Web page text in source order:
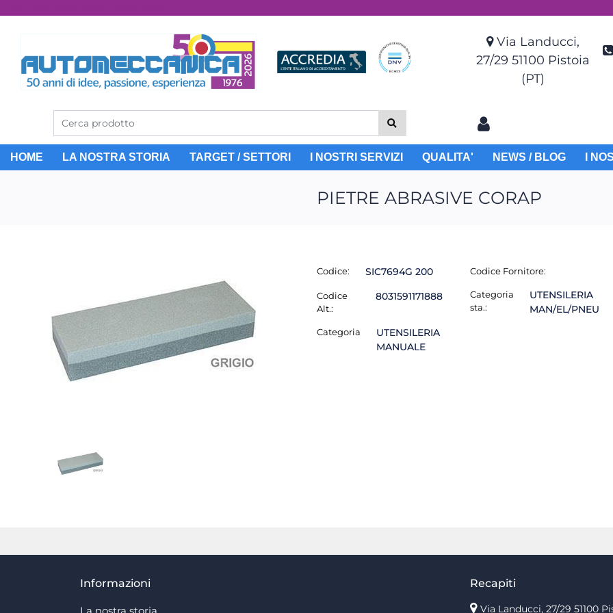
Via Landucci,
27/29 51100 Pistoia
(PT)
HOME LA NOSTRA STORIA TARGET / SETTORI I NOSTRI SERVIZI QUALITA' NEWS / BLOG I
PIETRE ABRASIVE CORAP
Codice: SIC7694G 200
Codice
Alt.:
8031591171888
Categoria
UTENSILERIA
MANUALE
Codice Fornitore:
Categoria
sta.:
UTENSILERIA
MAN/EL/PNEU
Informazioni Recapiti
Via Landucci, 27/29 51100